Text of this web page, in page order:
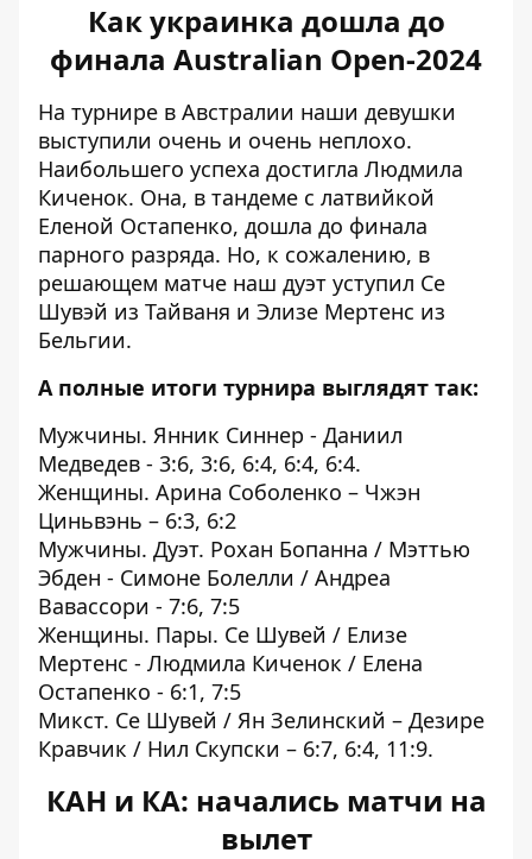
Как украинка дошла до
финала Australian Open-2024
На турнире в Австралии наши девушки
выступили очень и очень неплохо.
Наибольшего успеха достигла Людмила
Киченок. Она, в тандеме с латвийкой
Еленой Остапенко, дошла до финала
парного разряда. Но, к сожалению, в
решающем матче наш дуэт уступил Се
Шувэй из Тайваня и Элизе Мертенс из
Бельгии.
А полные итоги турнира выглядят так:
Мужчины. Янник Синнер - Даниил
Медведев - 3:6, 3:6, 6:4, 6:4, 6:4.
Женщины. Арина Соболенко – Чжэн
Циньвэнь – 6:3, 6:2
Мужчины. Дуэт. Рохан Бопанна / Мэттью
Эбден - Симоне Болелли / Андреа
Вавассори - 7:6, 7:5
Женщины. Пары. Се Шувей / Елизе
Мертенс - Людмила Киченок / Елена
Остапенко - 6:1, 7:5
Микст. Се Шувей / Ян Зелинский – Дезире
Кравчик / Нил Скупски – 6:7, 6:4, 11:9.
КАН и КА: начались матчи на
вылет